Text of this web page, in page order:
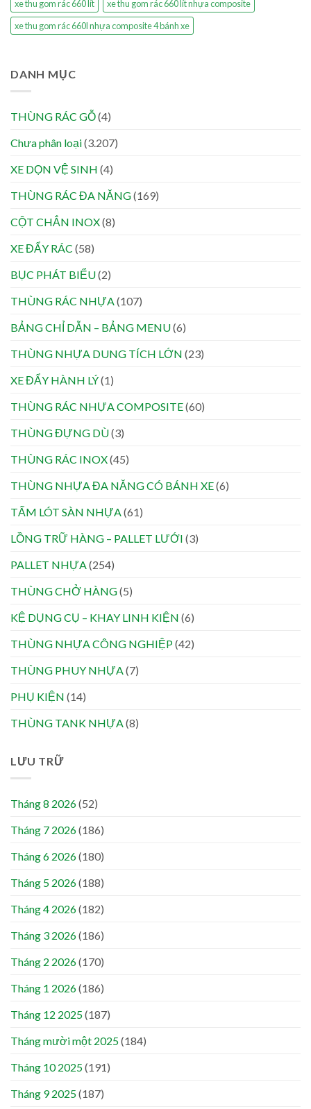
xe thu gom rác 660 lít
xe thu gom rác 660 lít nhựa composite
xe thu gom rác 660l nhựa composite 4 bánh xe
DANH MỤC
THÙNG RÁC GỖ(4)
Chưa phân loại(3.207)
XE DỌN VỆ SINH (4)
THÙNG RÁC ĐA NĂNG(169)
CỘT CHẮN INOX(8)
XE ĐẨY RÁC (58)
BỤC PHÁT BIỂU(2)
THÙNG RÁC NHỰA(107)
BẢNG CHỈ DẪN – BẢNG MENU(6)
THÙNG NHỰA DUNG TÍCH LỚN (23)
XE ĐẨY HÀNH LÝ(1)
THÙNG RÁC NHỰA COMPOSITE(60)
THÙNG ĐỰNG DÙ(3)
THÙNG RÁC INOX(45)
THÙNG NHỰA ĐA NĂNG CÓ BÁNH XE(6)
TẤM LÓT SÀN NHỰA(61)
LỒNG TRỮ HÀNG – PALLET LƯỚI (3)
PALLET NHỰA(254)
THÙNG CHỞ HÀNG(5)
KỆ DỤNG CỤ – KHAY LINH KIỆN (6)
THÙNG NHỰA CÔNG NGHIỆP(42)
THÙNG PHUY NHỰA(7)
PHỤ KIỆN (14)
THÙNG TANK NHỰA(8)
LƯU TRỮ
Tháng 8 2026(52)
Tháng 7 2026(186)
Tháng 6 2026(180)
Tháng 5 2026(188)
Tháng 4 2026(182)
Tháng 3 2026(186)
Tháng 2 2026(170)
Tháng 1 2026(186)
Tháng 12 2025(187)
Tháng mười một 2025(184)
Tháng 10 2025(191)
Tháng 9 2025(187)